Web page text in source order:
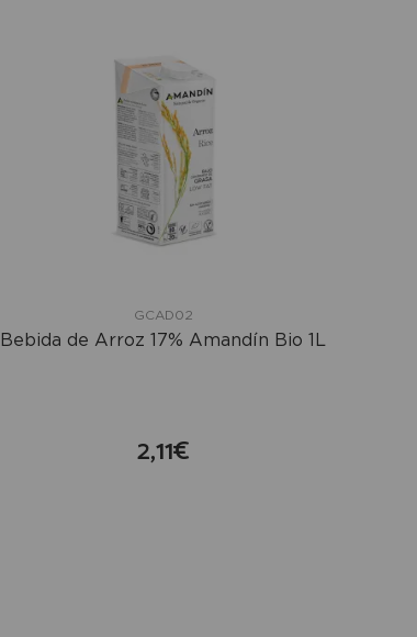
GCAD02
Bebida de Arroz 17% Amandín Bio 1L
2,11€